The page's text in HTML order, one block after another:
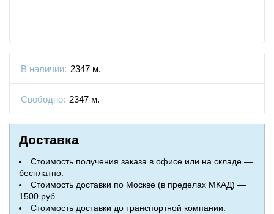
В наличии: 2347 м.
Свободно: 2347 м.
Доставка
Стоимость получения заказа в офисе или на складе —
бесплатно.
Стоимость доставки по Москве (в пределах МКАД) —
1500 руб.
Стоимость доставки до транспортной компании: